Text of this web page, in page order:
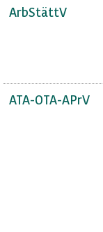
ArbStättV
ATA-OTA-APrV